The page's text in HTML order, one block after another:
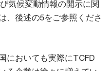
気候変動情報の開示に関
、後述の5をご参照くださ
においても実際にTCFD